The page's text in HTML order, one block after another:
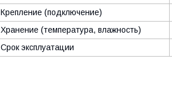
Крепление (подключение)
Хранение (температура, влажность)
Срок эксплуатации